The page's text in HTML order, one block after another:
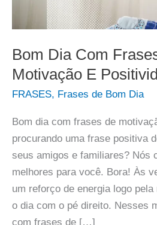
Bom Dia Com
Motivação E
FRASES, Frases de Bom Dia
Bom dia com frases de
procurando uma frase positiva
seus amigos e familiares? Nós
melhores para você. Bora! Às
um reforço de energia logo
o dia com o pé direito. Nesses
com frases de […]